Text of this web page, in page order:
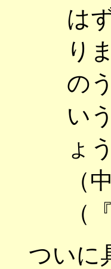
は
り
の
い
ょ
（
（
ついに